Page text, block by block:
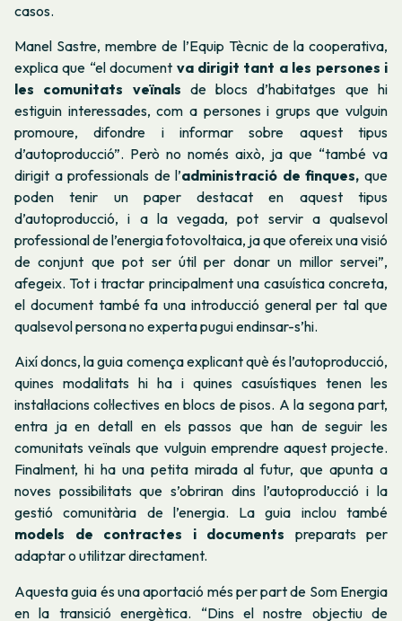
casos.
Manel Sastre, membre de l’Equip Tècnic de la cooperativa,
explica que “el document va dirigit tant a les persones i
les comunitats veïnals de blocs d’habitatges que hi
estiguin interessades, com a persones i grups que vulguin
promoure, difondre i informar sobre aquest tipus
d’autoproducció”. Però no només això, ja que “també va
dirigit a professionals de l’administració de finques, que
poden tenir un paper destacat en aquest tipus
d’autoproducció, i a la vegada, pot servir a qualsevol
professional de l’energia fotovoltaica, ja que ofereix una visió
de conjunt que pot ser útil per donar un millor servei”,
afegeix. Tot i tractar principalment una casuística concreta,
el document també fa una introducció general per tal que
qualsevol persona no experta pugui endinsar-s’hi.
Així doncs, la guia comença explicant què és l’autoproducció,
quines modalitats hi ha i quines casuístiques tenen les
instal·lacions col·lectives en blocs de pisos. A la segona part,
entra ja en detall en els passos que han de seguir les
comunitats veïnals que vulguin emprendre aquest projecte.
Finalment, hi ha una petita mirada al futur, que apunta a
noves possibilitats que s’obriran dins l’autoproducció i la
gestió comunitària de l’energia. La guia inclou també
models de contractes i documents preparats per
adaptar o utilitzar directament.
Aquesta guia és una aportació més per part de Som Energia
en la transició energètica. “Dins el nostre objectiu de